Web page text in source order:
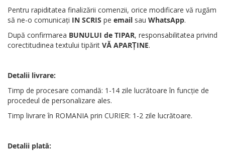
Pentru rapiditatea finalizării comenzii, orice modificare vă rugăm
să ne-o comunicați IN SCRIS pe email sau WhatsApp.
După confirmarea BUNULUI de TIPAR, responsabilitatea privind
corectitudinea textului tipărit VĂ APARȚINE.
Detalii livrare:
Timp de procesare comandă: 1-14 zile lucrătoare în funcție de
procedeul de personalizare ales.
Timp livrare în ROMANIA prin CURIER: 1-2 zile lucrătoare.
Detalii plată: